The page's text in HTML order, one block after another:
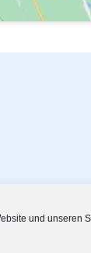
und unseren